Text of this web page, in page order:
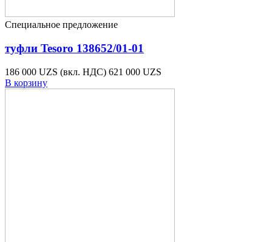
Специальное предложение
туфли Tesoro 138652/01-01
186 000 UZS (вкл. НДС) 621 000 UZS
В корзину